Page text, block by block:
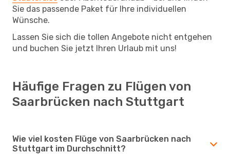
Sie das passende Paket für Ihre individuellen
Wünsche.
Lassen Sie sich die tollen Angebote nicht entgehen
und buchen Sie jetzt Ihren Urlaub mit uns!
Häufige Fragen zu Flügen von
Saarbrücken nach Stuttgart
Wie viel kosten Flüge von Saarbrücken nach
Stuttgart im Durchschnitt?